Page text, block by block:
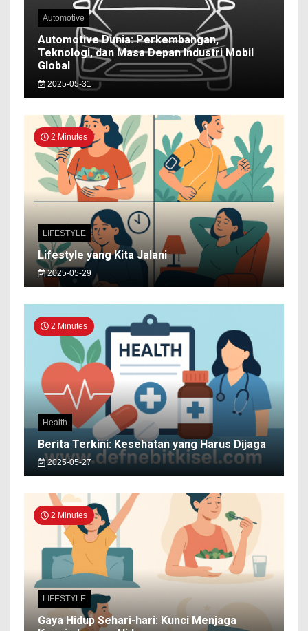
Automotive
Automotive Dunia: Perkembangan,
Teknologi, dan Masa Depan Industri Mobil
Global
2025-05-31
2 Minutes
LIFESTYLE
Lifestyle yang Kita Jalani
2025-05-29
2 Minutes
Health
Berita Terkini: Kesehatan yang Harus Dijaga
2025-05-27
2 Minutes
LIFESTYLE
Gaya Hidup Sehari-hari: Kunci Menjaga